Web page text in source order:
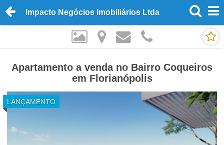
Impacto Negócios Imobiliários Ltda
Apartamento a venda no Bairro Coqueiros
em Florianópolis
LANÇAMENTO